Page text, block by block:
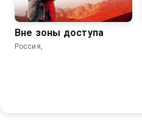
Вне зоны доступа
Россия,